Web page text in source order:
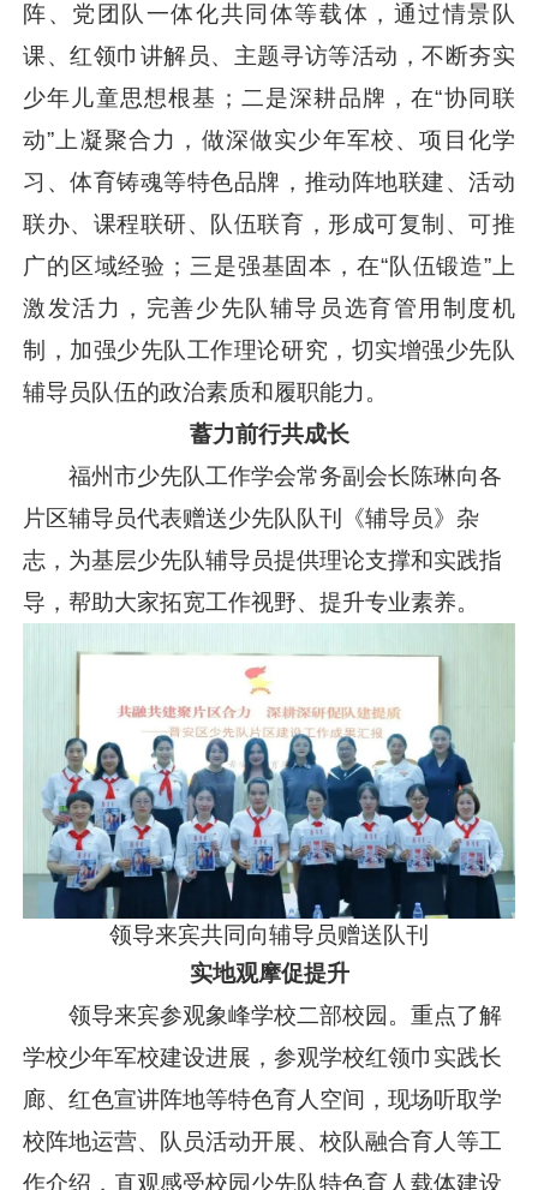
阵、党团队一体化共同体等载体，通过情景队
课、红领巾讲解员、主题寻访等活动，不断夯实
少年儿童思想根基；二是深耕品牌，在“协同联
动”上凝聚合力，做深做实少年军校、项目化学
习、体育铸魂等特色品牌，推动阵地联建、活动
联办、课程联研、队伍联育，形成可复制、可推
广的区域经验；三是强基固本，在“队伍锻造”上
激发活力，完善少先队辅导员选育管用制度机
制，加强少先队工作理论研究，切实增强少先队
辅导员队伍的政治素质和履职能力。
蓄力前行共成长
福州市少先队工作学会常务副会长陈琳向各
片区辅导员代表赠送少先队队刊《辅导员》杂
志，为基层少先队辅导员提供理论支撑和实践指
导，帮助大家拓宽工作视野、提升专业素养。
领导来宾共同向辅导员赠送队刊
实地观摩促提升
领导来宾参观象峰学校二部校园。重点了解
学校少年军校建设进展，参观学校红领巾实践长
廊、红色宣讲阵地等特色育人空间，现场听取学
校阵地运营、队员活动开展、校队融合育人等工
作介绍，直观感受校园少先队特色育人载体建设